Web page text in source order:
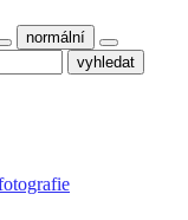
normální